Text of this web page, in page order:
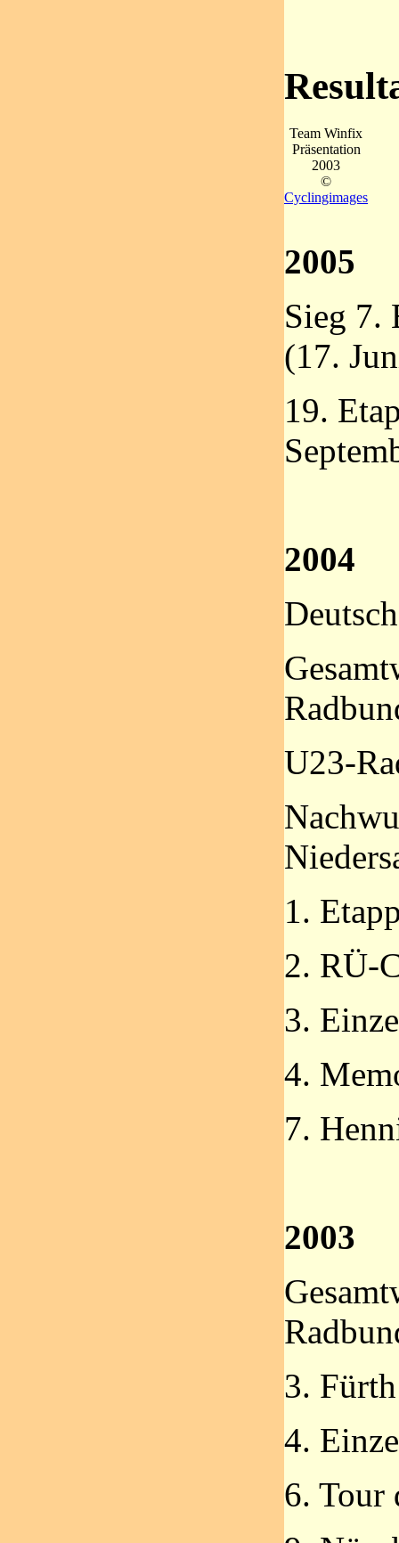
Team Winfix
Präsentation
2003
©
Cyclingimages
2005
Sieg 7.
(17.
19.
2004
U23-
1.
2. RÜ-
3.
4.
7.
2003
3. Fürth
4.
6. Tour